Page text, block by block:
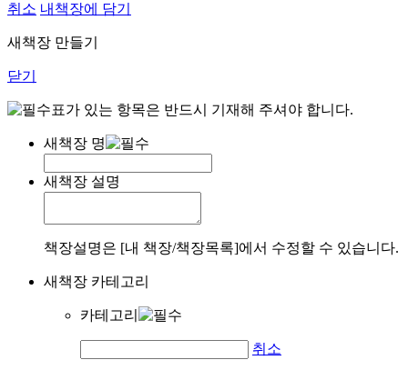
취소 내책장에 담기
새책장 만들기
닫기
표가 있는 항목은 반드시 기재해 주셔야 합니다.
새책장 명
새책장 설명
책장설명은 [내 책장/책장목록]에서 수정할 수 있습니다.
새책장 카테고리
카테고리
취소